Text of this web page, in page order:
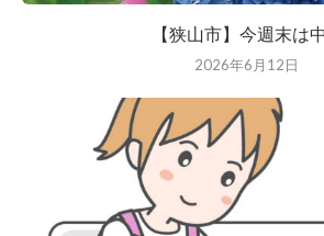
【狭山市】今週末は
2026年6月12日